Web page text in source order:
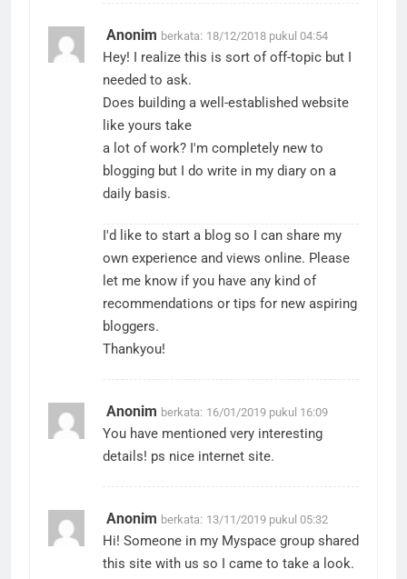
Anonim berkata: 18/12/2018 pukul 04:54
Hey! I realize this is sort of off-topic but I
needed to ask.
Does building a well-established website
like yours take
a lot of work? I'm completely new to
blogging but I do write in my diary on a
daily basis.
I'd like to start a blog so I can share my
own experience and views online. Please
let me know if you have any kind of
recommendations or tips for new aspiring
bloggers.
Thankyou!
Anonim berkata: 16/01/2019 pukul 16:09
You have mentioned very interesting
details! ps nice internet site.
Anonim berkata: 13/11/2019 pukul 05:32
Hi! Someone in my Myspace group shared
this site with us so I came to take a look.